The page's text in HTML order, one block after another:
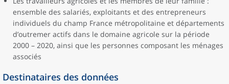
ensemble des salariés, exploitants et des entrepreneurs
individuels du champ France métropolitaine et départements
d’outremer actifs dans le domaine agricole sur la période
2000 – 2020, ainsi que les personnes composant les ménages
associés
Destinataires des données